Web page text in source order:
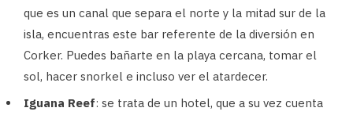
que es un canal que separa el norte y la mitad sur de la
isla, encuentras este bar referente de la diversión en
Corker. Puedes bañarte en la playa cercana, tomar el
sol, hacer snorkel e incluso ver el atardecer.
Iguana Reef: se trata de un hotel, que a su vez cuenta